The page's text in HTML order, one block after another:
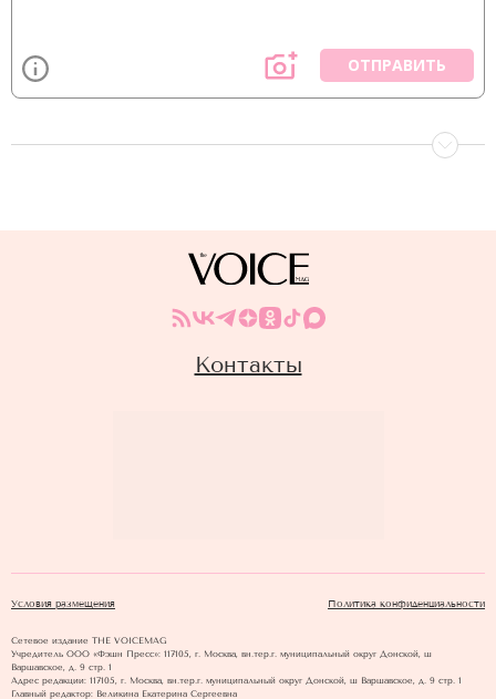
ОТПРАВИТЬ
Контакты
Условия размещения Политика конфиденциальности
Сетевое издание THE VOICEMAG
Учредитель ООО «Фэшн Пресс»: 117105, г. Москва, вн.тер.г. муниципальный округ Донской, ш
Варшавское, д. 9 стр. 1
Адрес редакции: 117105, г. Москва, вн.тер.г. муниципальный округ Донской, ш Варшавское, д. 9 стр. 1
Главный редактор: Великина Екатерина Сергеевна